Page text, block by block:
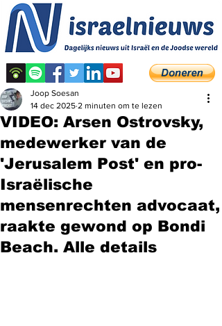
VIDEO: Arsen Ostrovsky,
medewerker van de
'Jerusalem Post' en pro-
Israëlische
mensenrechten advocaat,
raakte gewond op Bondi
Beach. Alle details
Joop Soesan
14 dec 2025 2 minuten om te lezen